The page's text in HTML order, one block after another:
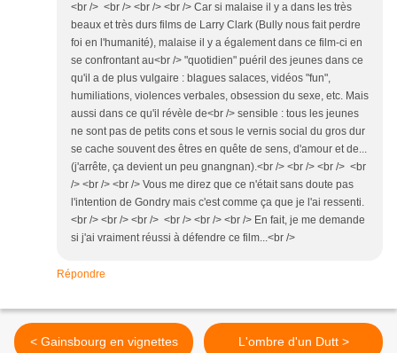
<br /> <br /> <br /> <br /> Car si malaise il y a dans les très
beaux et très durs films de Larry Clark (Bully nous fait perdre
foi en l'humanité), malaise il y a également dans ce film-ci en
se confrontant au<br /> "quotidien" puéril des jeunes dans ce
qu'il a de plus vulgaire : blagues salaces, vidéos "fun",
humiliations, violences verbales, obsession du sexe, etc. Mais
aussi dans ce qu'il révèle de<br /> sensible : tous les jeunes
ne sont pas de petits cons et sous le vernis social du gros dur
se cache souvent des êtres en quête de sens, d'amour et de...
(j'arrête, ça devient un peu gnangnan).<br /> <br /> <br /> <br
/> <br /> <br /> Vous me direz que ce n'était sans doute pas
l'intention de Gondry mais c'est comme ça que je l'ai ressenti.
<br /> <br /> <br /> <br /> <br /> <br /> En fait, je me demande
si j'ai vraiment réussi à défendre ce film...<br />
Répondre
< Gainsbourg en vignettes L'ombre d'un Dutt >